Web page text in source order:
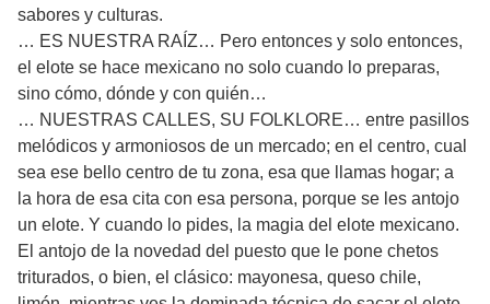
sabores y culturas.
… ES NUESTRA RAÍZ… Pero entonces y solo entonces,
el elote se hace mexicano no solo cuando lo preparas,
sino cómo, dónde y con quién…
… NUESTRAS CALLES, SU FOLKLORE… entre pasillos
melódicos y armoniosos de un mercado; en el centro, cual
sea ese bello centro de tu zona, esa que llamas hogar; a
la hora de esa cita con esa persona, porque se les antojo
un elote. Y cuando lo pides, la magia del elote mexicano.
El antojo de la novedad del puesto que le pone chetos
triturados, o bien, el clásico: mayonesa, queso chile,